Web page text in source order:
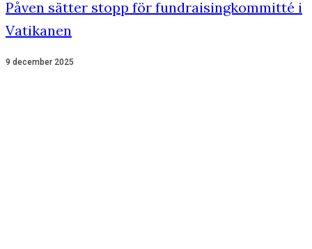
Påven sätter stopp för fundraisingkommitté i
Vatikanen
9 december 2025